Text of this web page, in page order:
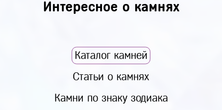
Интересное о камнях
Каталог камней
Статьи о камнях
Камни по знаку зодиака